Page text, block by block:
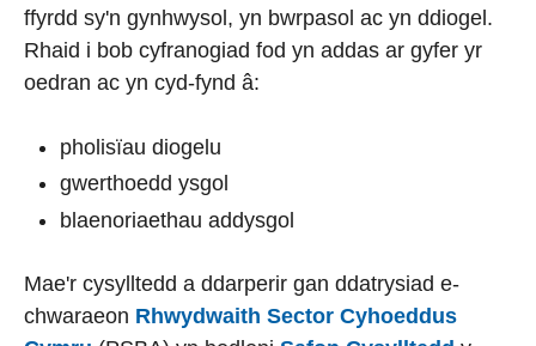
ffyrdd sy'n gynhwysol, yn bwrpasol ac yn ddiogel.
Rhaid i bob cyfranogiad fod yn addas ar gyfer yr
oedran ac yn cyd-fynd â:
pholisïau diogelu
gwerthoedd ysgol
blaenoriaethau addysgol
Mae'r cysylltedd a ddarperir gan ddatrysiad e-
chwaraeon Rhwydwaith Sector Cyhoeddus